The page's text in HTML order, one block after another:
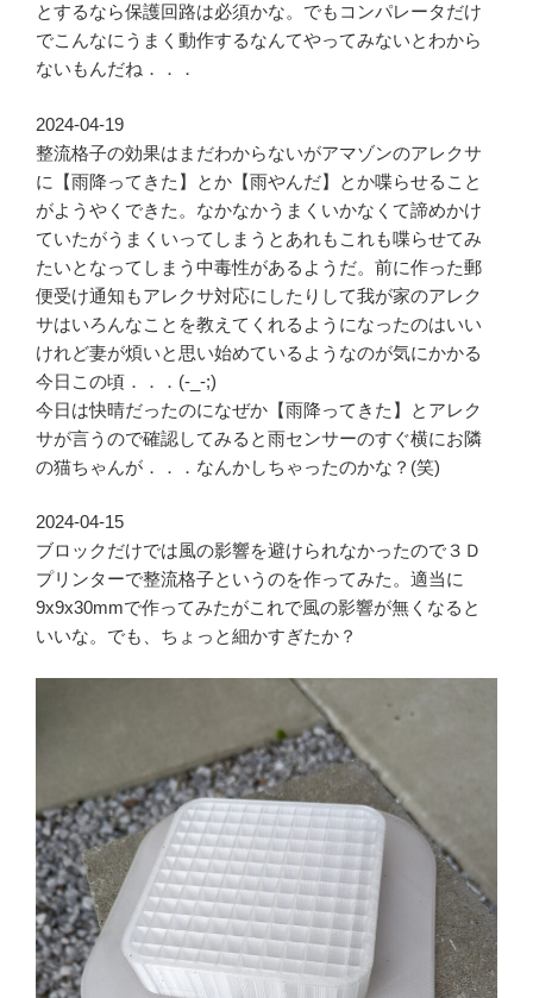
とするなら保護回路は必須かな。でもコンパレータだけ
でこんなにうまく動作するなんてやってみないとわから
ないもんだね．．．
2024-04-19
整流格子の効果はまだわからないがアマゾンのアレクサ
に【雨降ってきた】とか【雨やんだ】とか喋らせること
がようやくできた。なかなかうまくいかなくて諦めかけ
ていたがうまくいってしまうとあれもこれも喋らせてみ
たいとなってしまう中毒性があるようだ。前に作った郵
便受け通知もアレクサ対応にしたりして我が家のアレク
サはいろんなことを教えてくれるようになったのはいい
けれど妻が煩いと思い始めているようなのが気にかかる
今日この頃．．．(-_-;)
今日は快晴だったのになぜか【雨降ってきた】とアレク
サが言うので確認してみると雨センサーのすぐ横にお隣
の猫ちゃんが．．．なんかしちゃったのかな？(笑)
2024-04-15
ブロックだけでは風の影響を避けられなかったので３Ｄ
プリンターで整流格子というのを作ってみた。適当に
9x9x30mmで作ってみたがこれで風の影響が無くなると
いいな。でも、ちょっと細かすぎたか？